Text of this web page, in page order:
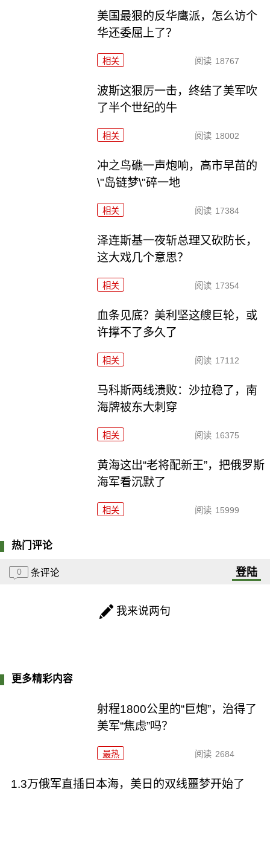
美国最狠的反华鹰派，怎么访个
华还委屈上了？
相关 阅读 18767
波斯这狠厉一击，终结了美军吹
了半个世纪的牛
相关 阅读 18002
冲之鸟礁一声炮响，高市早苗的
\"岛链梦\"碎一地
相关 阅读 17384
泽连斯基一夜斩总理又砍防长，
这大戏几个意思？
相关 阅读 17354
血条见底？美利坚这艘巨轮，或
许撑不了多久了
相关 阅读 17112
马科斯两线溃败：沙拉稳了，南
海牌被东大刺穿
相关 阅读 16375
黄海这出“老将配新王”，把俄罗斯
海军看沉默了
相关 阅读 15999
热门评论
0 条评论 登陆
我来说两句
更多精彩内容
射程1800公里的“巨炮”，治得了
美军“焦虑”吗？
最热 阅读 2684
1.3万俄军直插日本海，美日的双线噩梦开始了